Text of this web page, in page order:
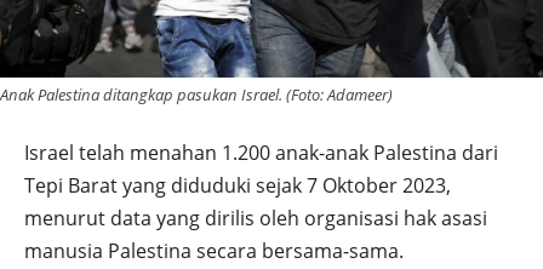
Anak Palestina ditangkap pasukan Israel. (Foto: Adameer)
Israel telah menahan 1.200 anak-anak Palestina dari
Tepi Barat yang diduduki sejak 7 Oktober 2023,
menurut data yang dirilis oleh organisasi hak asasi
manusia Palestina secara bersama-sama.